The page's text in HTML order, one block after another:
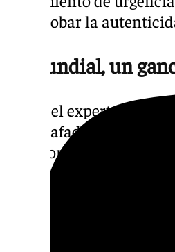
comprobar la
El Mundial, un
Según el experto, el
los estafadores:
emocional.